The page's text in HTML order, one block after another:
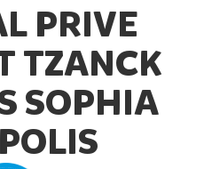
PRIVE
TZANCK
SOPHIA